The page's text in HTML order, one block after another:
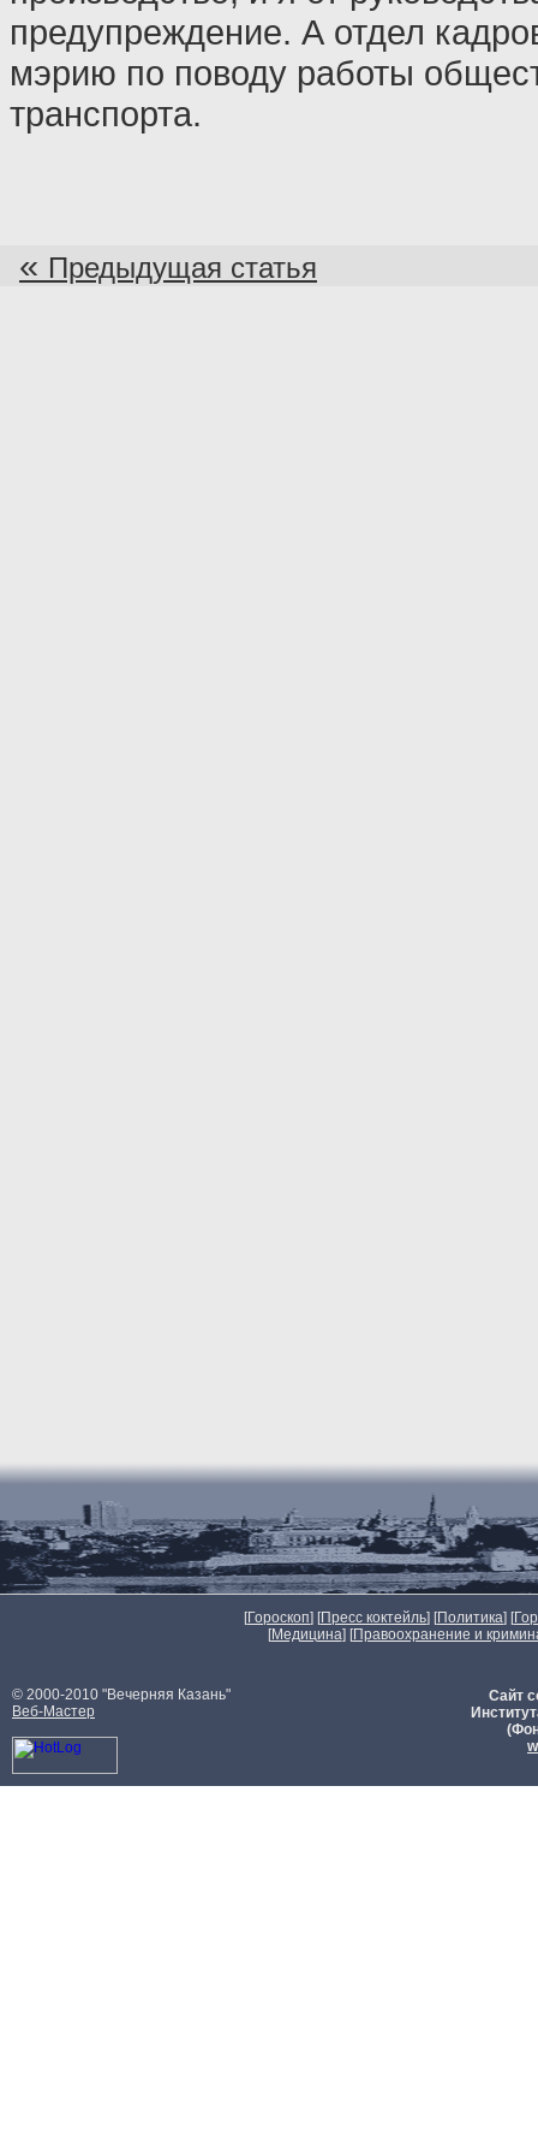
предупреждение. А отдел
мэрию по поводу работы
транспорта.
« Предыдущая статья
[Гороскоп] [Пресс коктейль] [Политика] [
[Медицина] [Правоохранение и
© 2000-2010 "Вечерняя Казань"
Веб-Мастер
Сайт